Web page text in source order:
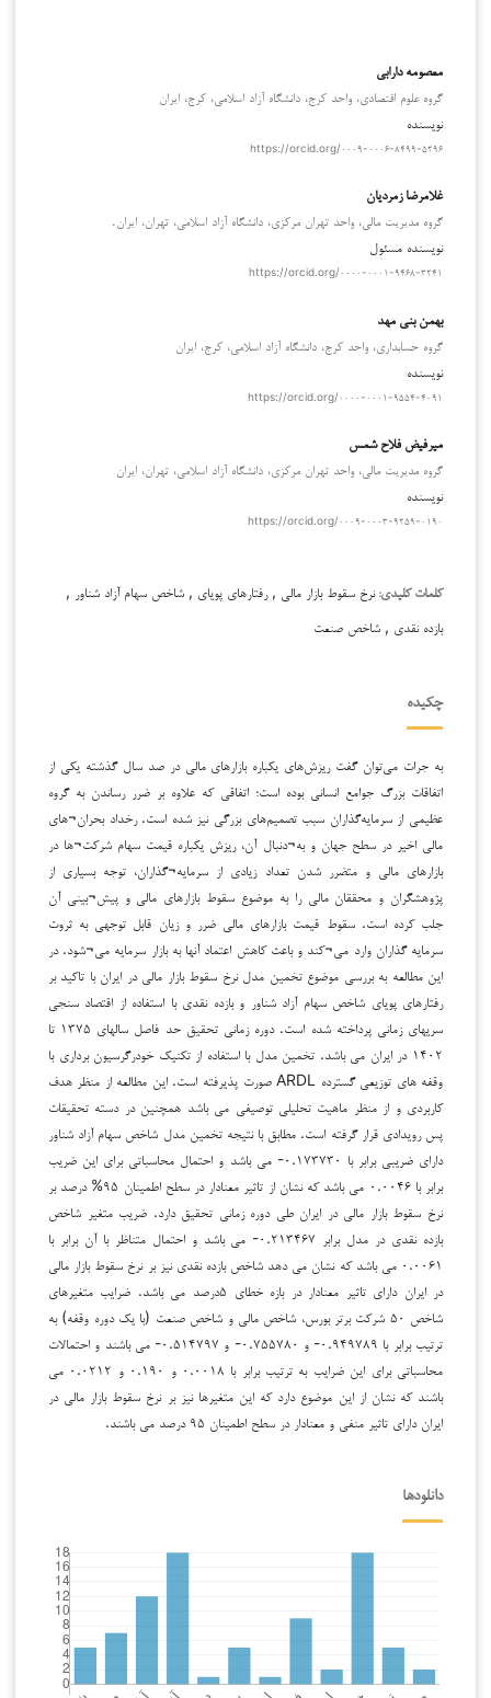
معصومه دارابی
گروه علوم اقتصادی، واحد کرج، دانشگاه آزاد اسلامی، کرج، ایران
نویسنده
https://orcid.org/۰۰۰۹-۰۰۰۶-۸۴۹۹-۵۲۹۶
غلامرضا زمردیان
گروه مدیریت مالی، واحد تهران مرکزی، دانشگاه آزاد اسلامی، تهران، ایران.
نویسنده مسئول
https://orcid.org/۰۰۰۰-۰۰۰۱-۹۴۶۸-۳۲۴۱
بهمن بنی مهد
گروه حسابداری، واحد کرج، دانشگاه آزاد اسلامی، کرج، ایران
نویسنده
https://orcid.org/۰۰۰۰-۰۰۰۱-۹۵۵۴-۴۰۹۱
میرفیض فلاح شمس
گروه مدیریت مالی، واحد تهران مرکزی، دانشگاه آزاد اسلامی، تهران، ایران
نویسنده
https://orcid.org/۰۰۰۹-۰۰۰۳-۹۲۵۹-۰۱۹۰
کلمات کلیدی:نرخ سقوط بازار مالی , رفتارهای پویای , شاخص سهام آزاد شناور ,
بازده نقدی , شاخص صنعت
چکیده
به جرات می‌توان گفت ریزش‌های یکباره بازارهای مالی در صد سال گذشته یکی از
اتفاقات بزرگ جوامع انسانی بوده است؛ اتفاقی که علاوه بر ضرر رساندن به گروه
عظیمی از سرمایه‌گذاران سبب تصمیم‌های بزرگی نیز شده است. رخداد بحران¬های
مالی اخیر در سطح جهان و به¬دنبال آن، ریزش یکباره قیمت سهام شرکت¬ها در
بازارهای مالی و متضرر شدن تعداد زیادی از سرمایه¬گذاران، توجه بسیاری از
پژوهشگران و محققان مالی را به موضوع سقوط بازارهای مالی و پیش¬بینی آن
جلب کرده است. سقوط قیمت بازارهای مالی ضرر و زیان قابل توجهی به ثروت
سرمایه گذاران وارد می¬کند و باعث کاهش اعتماد آنها به بازار سرمایه می¬شود. در
این مطالعه به بررسی موضوع تخمین مدل نرخ سقوط بازار مالی در ایران با تاکید بر
رفتارهای پویای شاخص سهام آزاد شناور و بازده نقدی با استفاده از اقتصاد سنجی
سریهای زمانی پرداخته شده است. دوره زمانی تحقیق حد فاصل سالهای ۱۳۷۵ تا
۱۴۰۲ در ایران می باشد. تخمین مدل با استفاده از تکنیک خودرگرسیون برداری با
وقفه های توزیعی گسترده ARDL صورت پذیرفته است. این مطالعه از منظر هدف
کاربردی و از منظر ماهیت تحلیلی توصیفی می باشد همچنین در دسته تحقیقات
پس رویدادی قرار گرفته است. مطابق با نتیجه تخمین مدل شاخص سهام آزاد شناور
دارای ضریبی برابر با ۰.۱۷۳۷۳۰- می باشد و احتمال محاسباتی برای این ضریب
برابر با ۰.۰۰۴۶ می باشد که نشان از تاثیر معنادار در سطح اطمینان ۹۵% درصد بر
نرخ سقوط بازار مالی در ایران طی دوره زمانی تحقیق دارد. ضریب متغیر شاخص
بازده نقدی در مدل برابر ۰.۲۱۳۴۶۷- می باشد و احتمال متناظر با آن برابر با
۰.۰۰۶۱ می باشد که نشان می دهد شاخص بازده نقدی نیز بر نرخ سقوط بازار مالی
در ایران دارای تاثیر معنادار در بازه خطای ۵درصد می باشد. ضرایب متغیرهای
شاخص ۵۰ شرکت برتر بورس، شاخص مالی و شاخص صنعت (با یک دوره وقفه) به
ترتیب برابر با ۰.۹۴۹۷۸۹- و ۰.۷۵۵۷۸۰- و ۰.۵۱۴۷۹۷- می باشند و احتمالات
محاسباتی برای این ضرایب به ترتیب برابر با ۰.۰۰۱۸ و ۰.۱۹۰ و ۰.۰۲۱۲ می
باشند که نشان از این موضوع دارد که این متغیرها نیز بر نرخ سقوط بازار مالی در
ایران دارای تاثیر منفی و معنادار در سطح اطمینان ۹۵ درصد می باشند.
دانلودها